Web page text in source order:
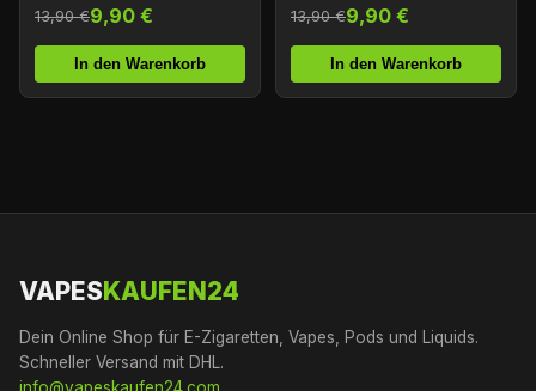
13,90 €9,90 €
In den Warenkorb
13,90 €9,90 €
In den Warenkorb
VAPES KAUFEN24
Dein Online Shop für E-Zigaretten, Vapes, Pods und Liquids.
Schneller Versand mit DHL.